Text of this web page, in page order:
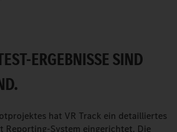
ERGEBNISSE SIND
hat VR Track ein detailliertes
Reporting-System eingerichtet. Die